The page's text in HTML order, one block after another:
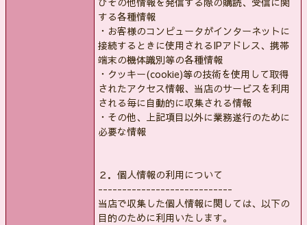
する各種情報
・お客様のコンピュータがインターネットに
接続するときに使用されるIPアドレス、携帯
端末の機体識別等の各種情報
・クッキー(cookie)等の技術を使用して取得
されたアクセス情報、当店のサービスを利用
される毎に自動的に収集される情報
・その他、上記項目以外に業務遂行のために
必要な情報
２．個人情報の利用について
----------------------------
当店で収集した個人情報に関しては、以下の
目的のために利用いたします。